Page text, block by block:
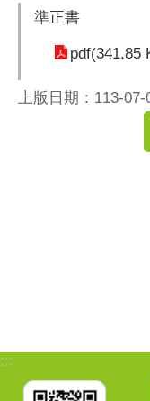
準正書
pdf(341.85
上版日期：113-07-
:::